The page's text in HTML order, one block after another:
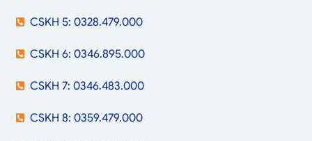
CSKH 5: 0328.479.000
CSKH 6: 0346.895.000
CSKH 7: 0346.483.000
CSKH 8: 0359.479.000